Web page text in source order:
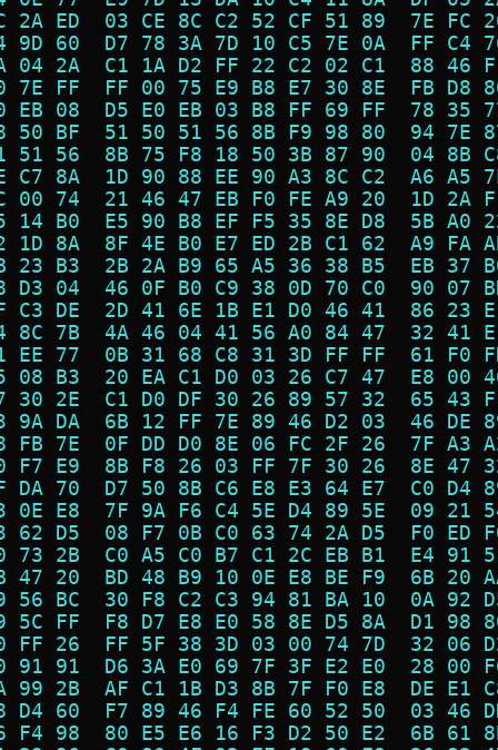
2A ED  03 CE 8C C2 52 CF 51 89  7E
9D 60  D7 78 3A 7D 10 C5 7E 0A  FF
04 2A  C1 1A D2 FF 22 C2 02 C1  88
7E FF  FF 00 75 E9 B8 E7 30 8E  FB
EB 08  D5 E0 EB 03 B8 FF 69 FF  78
50 BF  51 50 51 56 8B F9 98 80  94
51 56  8B 75 F8 18 50 3B 87 90  04
C7 8A  1D 90 88 EE 90 A3 8C C2  A6
00 74  21 46 47 EB F0 FE A9 20  1D
14 B0  E5 90 B8 EF F5 35 8E D8  5B
1D 8A  8F 4E B0 E7 ED 2B C1 62  A9
23 B3  2B 2A B9 65 A5 36 38 B5  EB
D3 04  46 0F B0 C9 38 0D 70 C0  90
C3 DE  2D 41 6E 1B E1 D0 46 41  86
8C 7B  4A 46 04 41 56 A0 84 47  32
EE 77  0B 31 68 C8 31 3D FF FF  61
08 B3  20 EA C1 D0 03 26 C7 47  E8
30 2E  C1 D0 DF 30 26 89 57 32  65
9A DA  6B 12 FF 7E 89 46 D2 03  46
FB 7E  0F DD D0 8E 06 FC 2F 26  7F
F7 E9  8B F8 26 03 FF 7F 30 26  8E
DA 70  D7 50 8B C6 E8 E3 64 E7  C0
0E E8  7F 9A F6 C4 5E D4 89 5E  09
62 D5  08 F7 0B C0 63 74 2A D5  F0
73 2B  C0 A5 C0 B7 C1 2C EB B1  E4
47 20  BD 48 B9 10 0E E8 BE F9  6B
56 BC  30 F8 C2 C3 94 81 BA 10  0A
5C FF  F8 D7 E8 E0 58 8E D5 8A  D1
FF 26  FF 5F 38 3D 03 00 74 7D  32
91 91  D6 3A E0 69 7F 3F E2 E0  28
99 2B  AF C1 1B D3 8B 7F F0 E8  DE
D4 60  F7 89 46 F4 FE 60 52 50  03
F4 98  80 E5 E6 16 F3 D2 50 E2  6B